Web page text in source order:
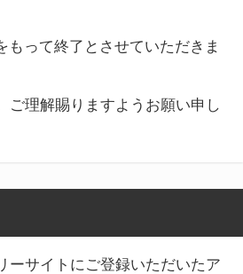
もって終了とさせていただきま
ご理解賜りますようお願い申し
ーサイトにご登録いただいたア